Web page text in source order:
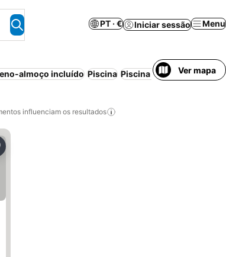
PT · € Iniciar sessão Menu
almoço incluído Piscina Piscina interiorVer mapa
influenciam os resultados
aos favoritos